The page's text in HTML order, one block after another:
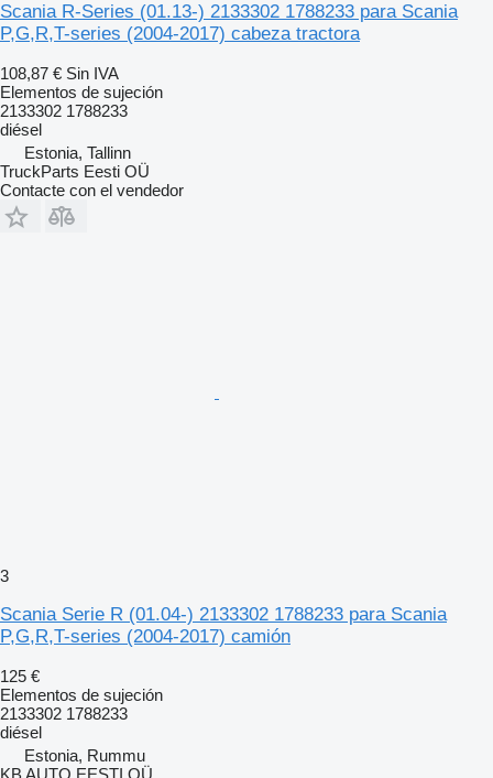
Scania R-Series (01.13-) 2133302 1788233 para Scania
P,G,R,T-series (2004-2017) cabeza tractora
108,87 € Sin IVA
Elementos de sujeción
2133302 1788233
diésel
Estonia, Tallinn
TruckParts Eesti OÜ
Contacte con el vendedor
3
Scania Serie R (01.04-) 2133302 1788233 para Scania
P,G,R,T-series (2004-2017) camión
125 €
Elementos de sujeción
2133302 1788233
diésel
Estonia, Rummu